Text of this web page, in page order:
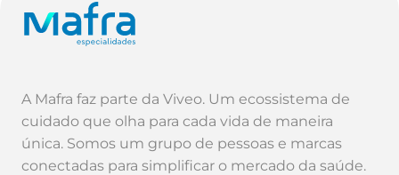
A Mafra faz parte da Viveo. Um ecossistema de
cuidado que olha para cada vida de maneira
única. Somos um grupo de pessoas e marcas
conectadas para simplificar o mercado da saúde.